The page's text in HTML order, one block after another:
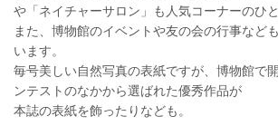
や「ネイチャーサロン」も人気コーナーのひと
また、博物館のイベントや友の会の行事など
います。
毎号美しい自然写真の表紙ですが、博物館で
ンテストのなかから選ばれた優秀作品が
本誌の表紙を飾ったりなども。